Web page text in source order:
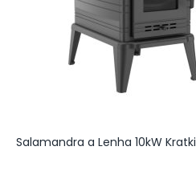
Salamandra a Lenha 10kW Kratki